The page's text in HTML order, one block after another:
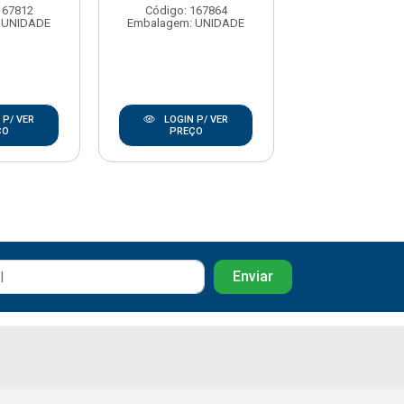
P/ VER
Código: 167864
Embalagem: UNIDADE
LOGIN P/ VER
PREÇO